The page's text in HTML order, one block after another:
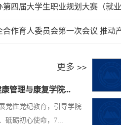
第四届大学生职业规划大赛（就
合作育人委员会第一次会议 推动
更多 >>
管理与康复学院...
党性党纪教育，引导学院
砥砺初心使命，7...